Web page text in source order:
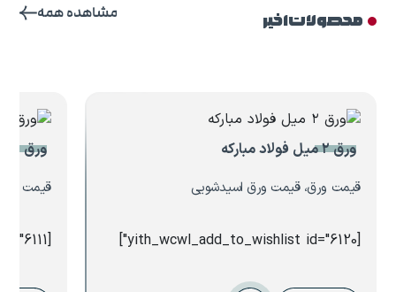
محصولات اخیر مشاهده همه
ورق ۲ میل فولاد مبارکه
قیمت ورق، قیمت ورق اسیدشویی
[yith_wcwl_add_to_wishlist id="6120"]
ورق
قیمت
[yith_wcwl_add_to_wishlist id="6111"]